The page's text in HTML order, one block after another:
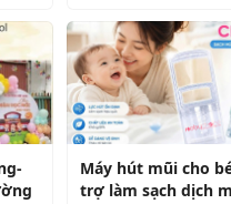
Máy hút mũi cho
trợ làm sạch dịch